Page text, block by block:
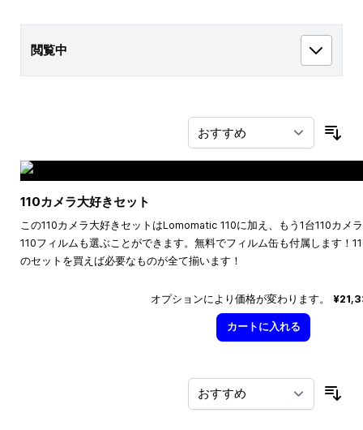
閲覧中
110カメラ大好きセット
この110カメラ大好きセットはLomomatic 110に加え、もう1台110カメ
110フィルムも選ぶことができます。無料でフィルム缶も付属します！
のセットを買えば必要なものが全て揃います！
オプションにより価格が変わります。
カートに入れる